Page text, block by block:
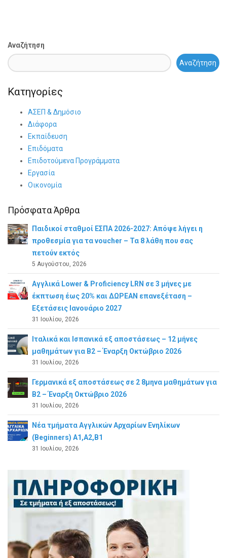
Αναζήτηση
Αναζήτηση
Κατηγορίες
ΑΣΕΠ & Δημόσιο
Διάφορα
Εκπαίδευση
Επιδόματα
Επιδοτούμενα Προγράμματα
Εργασία
Οικονομία
Πρόσφατα Άρθρα
Παιδικοί σταθμοί ΕΣΠΑ 2026-2027: Απόψε λήγει η
προθεσμία για τα voucher – Τα 8 λάθη που σας
πετούν εκτός
5 Αυγούστου, 2026
Αγγλικά Lower & Proficiency LRN σε 3 μήνες με
έκπτωση έως 20% και ΔΩΡΕΑΝ επανεξέταση –
Εξετάσεις Ιανουάριο 2027
31 Ιουλίου, 2026
Ιταλικά και Ισπανικά εξ αποστάσεως – 12 μήνες
μαθημάτων για B2 – Έναρξη Οκτώβριο 2026
31 Ιουλίου, 2026
Γερμανικά εξ αποστάσεως σε 2 8μηνα μαθημάτων για
Β2 – Έναρξη Οκτώβριο 2026
31 Ιουλίου, 2026
Νέα τμήματα Αγγλικών Αρχαρίων Ενηλίκων
(Beginners) A1,A2,B1
31 Ιουλίου, 2026